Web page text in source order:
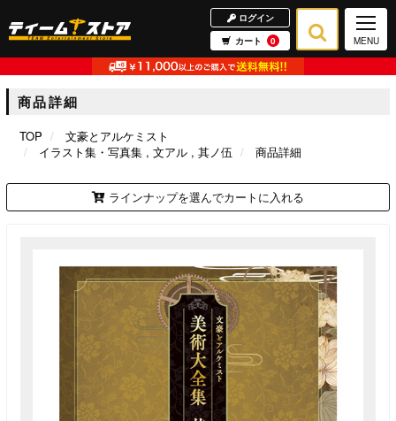
ログイン
カート
0 MENU
商品詳細
TOP
文豪とアルケミスト
イラスト集・写真集
文アル 其ノ伍 商品詳細
ラインナップを選んでカートに入れる